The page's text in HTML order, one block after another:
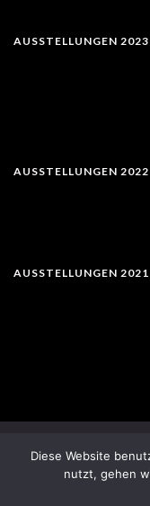
AUSSTELLUNGEN 2023
AUSSTELLUNGEN 2022
AUSSTELLUNGEN 2021
Diese Website
nutzt, gehen